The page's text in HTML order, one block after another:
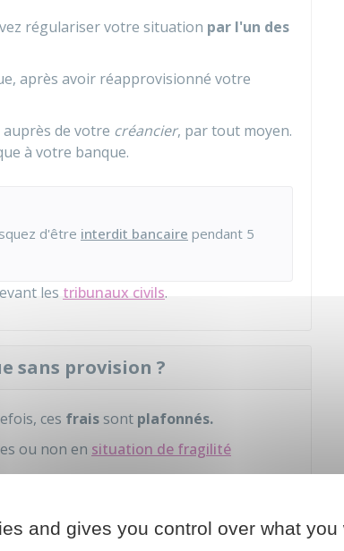
régulariser votre situation par l'un des
après avoir réapprovisionné votre
de votre créancier, par tout moyen.
à votre banque.
d'être interdit bancaire pendant 5
les tribunaux civils.
sans provision ?
ces fraissont plafonnés.
ou non en situation de fragilité
dans les 30 jours après le 1 errejet
and gives you control over what you